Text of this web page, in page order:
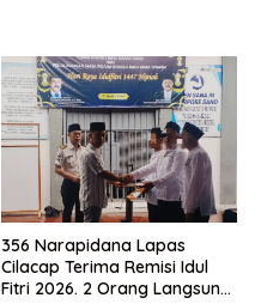
356 Narapidana Lapas
Cilacap Terima Remisi Idul
Fitri 2026. 2 Orang Langsung